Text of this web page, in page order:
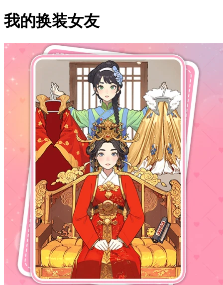
我的换装女友